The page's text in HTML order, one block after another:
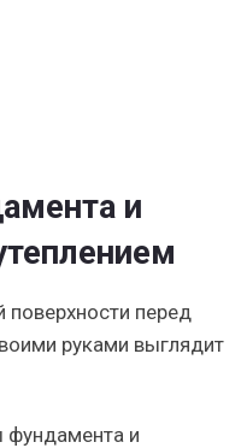
и
поверхности перед
руками выглядит
фундамента и